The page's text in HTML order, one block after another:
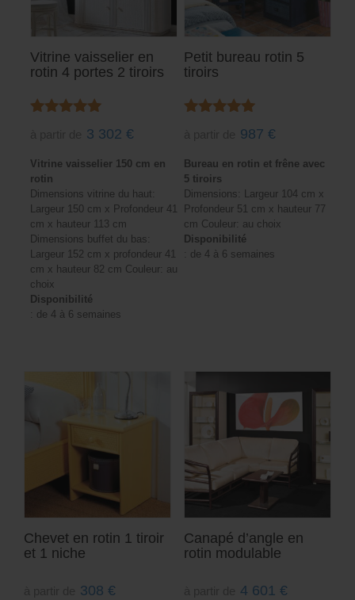
Vitrine vaisselier en
rotin 4 portes 2 tiroirs
3 302 €
Vitrine vaisselier 150 cm en
rotin
Dimensions vitrine du haut:
Largeur 150 cm x Profondeur 41
cm x hauteur 113 cm
Dimensions buffet du bas:
Largeur 152 cm x profondeur 41
cm x hauteur 82 cm Couleur: au
choix
Disponibilité
: de 4 à 6 semaines
Petit bureau rotin 5
tiroirs
987 €
Bureau en rotin et frêne avec
5 tiroirs
Dimensions: Largeur 104 cm x
Profondeur 51 cm x hauteur 77
cm Couleur: au choix
Disponibilité
: de 4 à 6 semaines
Chevet en rotin 1 tiroir
et 1 niche
308 €
Canapé d’angle en
rotin modulable
4 601 €